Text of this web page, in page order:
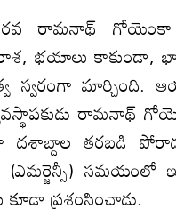
రామనాథ్ గోయెంకా
భయాలు
స్వరంగా మార్చింది.
రామనాథ్
దశాబ్దాల తరబడి
(ఎమర్జెన్సీ) సమయంలో
కూడా ప్రశంసించాడు.